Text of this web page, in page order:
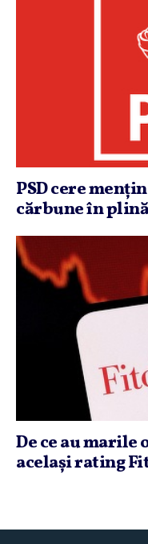
PSD cere
cărbune în
De ce au marile
acelaşi rating